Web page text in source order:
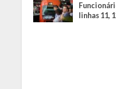
linhas 11,